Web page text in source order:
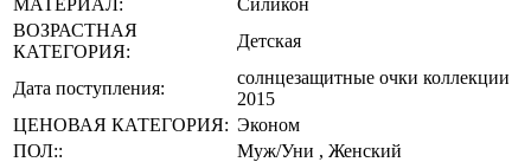
ВОЗРАСТНАЯ
КАТЕГОРИЯ:
Детская
Дата поступления:
солнцезащитные очки коллекции
2015
ЦЕНОВАЯ КАТЕГОРИЯ: Эконом
ПОЛ::
Муж/Уни , Женский